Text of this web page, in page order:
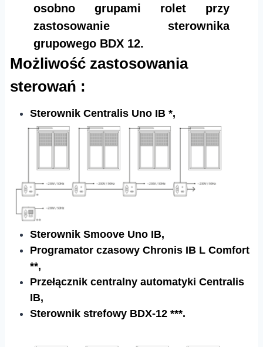
osobno grupami rolet przy
zastosowanie sterownika
grupowego BDX 12.
Możliwość zastosowania
sterowań :
Sterownik Centralis Uno IB *,
Sterownik Smoove Uno IB,
Programator czasowy Chronis IB L Comfort
**,
Przełącznik centralny automatyki Centralis
IB,
Sterownik strefowy BDX-12 ***.